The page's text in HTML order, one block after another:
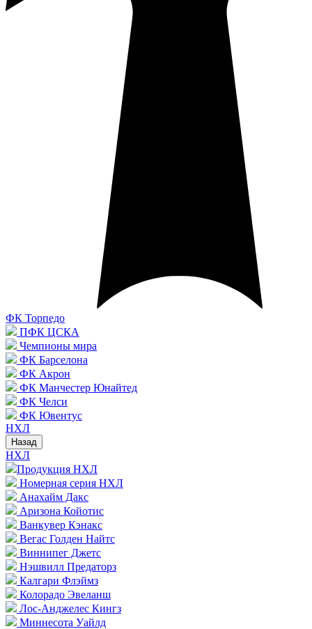
ФК Торпедо
ПФК ЦСКА
Чемпионы мира
ФК Барселона
ФК Акрон
ФК Манчестер Юнайтед
ФК Челси
ФК Ювентус
НХЛ
Назад
НХЛ
Продукция НХЛ
Номерная серия НХЛ
Анахайм Дакс
Аризона Койотис
Ванкувер Кэнакс
Вегас Голден Найтс
Виннипег Джетс
Нэшвилл Предаторз
Калгари Флэймз
Колорадо Эвеланш
Лос-Анджелес Кингз
Миннесота Уайлд